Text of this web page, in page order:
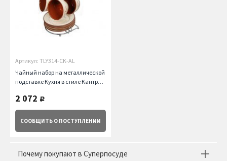
Артикул: TLY314-CK-AL
Чайный набор на металлической
подставке Кухня в стиле Кантри,
2 072 руб.
СООБЩИТЬ О ПОСТУПЛЕНИИ
Почему покупают в Суперпосуде